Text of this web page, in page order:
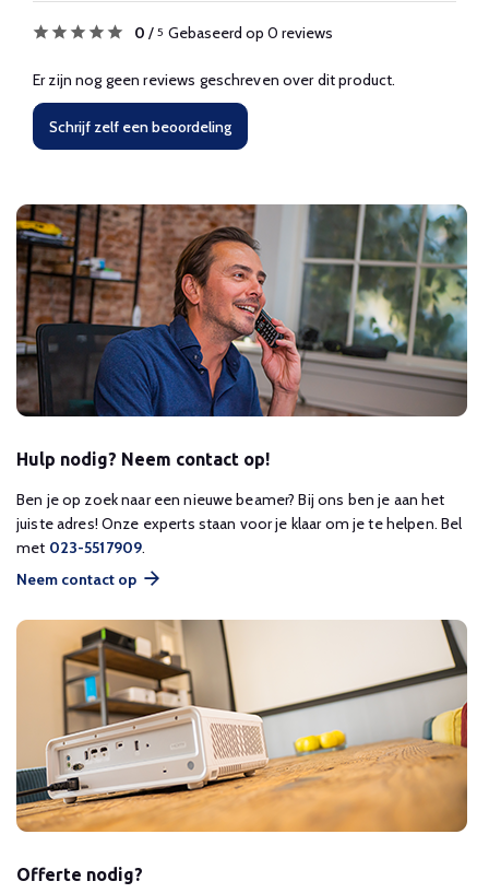
0 / 5 Gebaseerd op 0 reviews
Er zijn nog geen reviews geschreven over dit product.
Schrijf zelf een beoordeling
Hulp nodig? Neem contact op!
Ben je op zoek naar een nieuwe beamer? Bij ons ben je aan het
juiste adres! Onze experts staan voor je klaar om je te helpen. Bel
met 023-5517909.
Neem contact op
Offerte nodig?